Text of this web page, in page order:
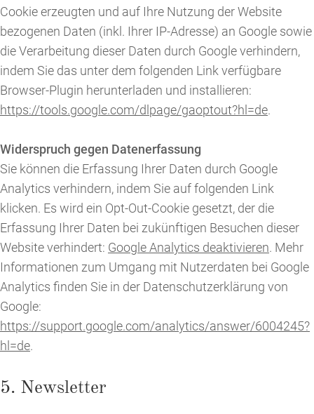
Cookie erzeugten und auf Ihre Nutzung der Website
bezogenen Daten (inkl. Ihrer IP-Adresse) an Google sowie
die Verarbeitung dieser Daten durch Google verhindern,
indem Sie das unter dem folgenden Link verfügbare
Browser-Plugin herunterladen und installieren:
https://tools.google.com/dlpage/gaoptout?hl=de.
Widerspruch gegen Datenerfassung
Sie können die Erfassung Ihrer Daten durch Google
Analytics verhindern, indem Sie auf folgenden Link
klicken. Es wird ein Opt-Out-Cookie gesetzt, der die
Erfassung Ihrer Daten bei zukünftigen Besuchen dieser
Website verhindert: Google Analytics deaktivieren. Mehr
Informationen zum Umgang mit Nutzerdaten bei Google
Analytics finden Sie in der Datenschutzerklärung von
Google:
https://support.google.com/analytics/answer/6004245?
hl=de.
5. Newsletter